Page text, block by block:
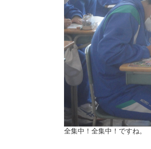
全集中！全集中！ですね。